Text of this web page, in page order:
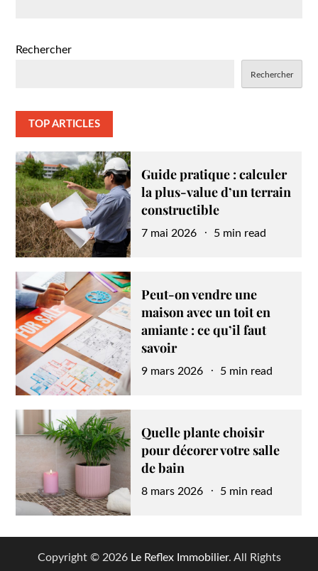
articles
Rechercher
Rechercher
TOP ARTICLES
Guide pratique : calculer
la plus-value d’un terrain
constructible
Posted
7 mai 2026 5 min read
Peut-on vendre une
maison avec un toit en
amiante : ce qu’il faut
savoir
Posted
9 mars 2026 5 min read
Quelle plante choisir
pour décorer votre salle
de bain
Posted
8 mars 2026 5 min read
Copyright © 2026 Le Reflex Immobilier. All Rights